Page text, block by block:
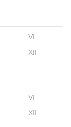
VI
XII
VI
XII